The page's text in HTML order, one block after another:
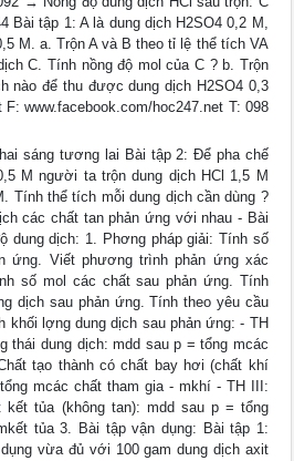
Bài tập 1: A là dung dịch H2SO4 0,2 M,
M. a. Trộn A và B theo tỉ lệ thể tích VA
C. Tính nồng độ mol của C ? b. Trộn
nào để thu được dung dịch H2SO4 0,3
F: www.facebook.com/hoc247.net T: 098
sáng tương lai Bài tập 2: Để pha chế
M người ta trộn dung dịch HCl 1,5 M
Tính thể tích mỗi dung dịch cần dùng ?
các chất tan phản ứng với nhau - Bài
dung dịch: 1. Phơng pháp giải: Tính số
ứng. Viết phương trình phản ứng xác
số mol các chất sau phản ứng. Tính
dịch sau phản ứng. Tính theo yêu cầu
khối lợng dung dịch sau phản ứng: - TH
thái dung dịch: mdd sau p = tổng mcác
tạo thành có chất bay hơi (chất khí
mcác chất tham gia - mkhí - TH III:
kết tủa (không tan): mdd sau p = tổng
tủa 3. Bài tập vận dụng: Bài tập 1:
vừa đủ với 100 gam dung dịch axit